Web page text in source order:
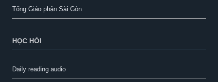
Tổng Giáo phận Sài Gòn
HỌC HỎI
Daily reading audio